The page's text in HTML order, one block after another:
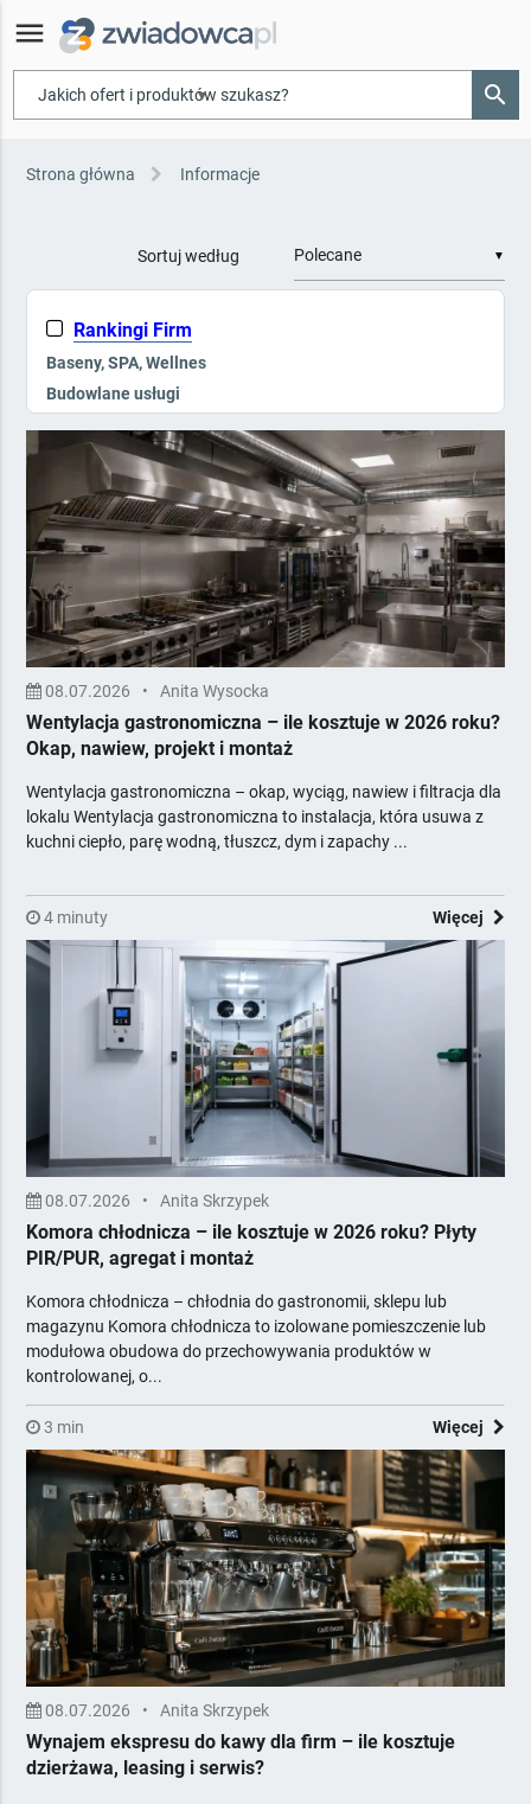
menu
▾ search
Strona główna Informacje
Sortuj według ▼
Rankingi Firm
Baseny, SPA, Wellnes
Budowlane usługi
Kompleksowe wyposażenie
Kontrola dostępu, Ppoż
Mała architektura i zieleń
Meble
Minibary, Sejfy, Zamki
Multimedia i nagłośnienie
Odnawialne Źródła Energii
Ogrzewanie i opał
Opakowania
Oświetlenie, elektryka
Piekarnictwo i cukiernictwo
Podłogi, Ściany, Sufity
Pozostałe
Pralnictwo
Reklama, Marketing, IT, Druk
Rtv
Stolarka otworowa
Systemy komputerowe i fiskalne
Tekstylia horeca
Urządzenia i środki chemiczne
Usługi dla firm
Wentylacja i klimatyzacja
Wyposażenie gastronomii
Wyposażenie łazienek
Zadaszenia i osłony zewnętrzne
Zawiera Ceny
Z Poradami Eksperta
08.07.2026 • Anita Wysocka
Wentylacja gastronomiczna – ile kosztuje w 2026 roku?
Okap, nawiew, projekt i montaż
Wentylacja gastronomiczna – okap, wyciąg, nawiew i filtracja dla
lokalu Wentylacja gastronomiczna to instalacja, która usuwa z
kuchni ciepło, parę wodną, tłuszcz, dym i zapachy ...
4 minuty Więcej
08.07.2026 • Anita Skrzypek
Komora chłodnicza – ile kosztuje w 2026 roku? Płyty
PIR/PUR, agregat i montaż
Komora chłodnicza – chłodnia do gastronomii, sklepu lub
magazynu Komora chłodnicza to izolowane pomieszczenie lub
modułowa obudowa do przechowywania produktów w
kontrolowanej, o...
3 min Więcej
08.07.2026 • Anita Skrzypek
Wynajem ekspresu do kawy dla firm – ile kosztuje
dzierżawa, leasing i serwis?